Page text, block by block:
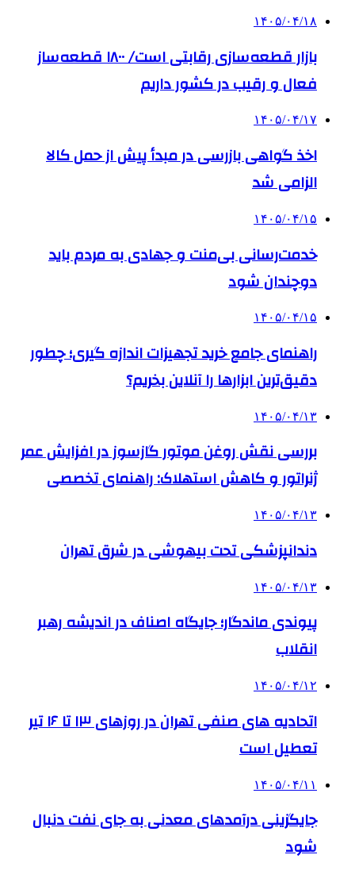
۱۴۰۵/۰۴/۱۸
بازار قطعه‌سازی رقابتی است/ ۱۸۰۰ قطعه‌ساز
فعال و رقیب در کشور داریم
۱۴۰۵/۰۴/۱۷
اخذ گواهی بازرسی در مبدأ پیش از حمل کالا
الزامی شد
۱۴۰۵/۰۴/۱۵
خدمت‌رسانی بی‌منت و جهادی به مردم باید
دوچندان شود
۱۴۰۵/۰۴/۱۵
راهنمای جامع خرید تجهیزات اندازه گیری؛ چطور
دقیق‌ترین ابزارها را آنلاین بخریم؟
۱۴۰۵/۰۴/۱۳
بررسی نقش روغن موتور گازسوز در افزایش عمر
ژنراتور و کاهش استهلاک: راهنمای تخصصی
۱۴۰۵/۰۴/۱۳
دندانپزشکی تحت بیهوشی در شرق تهران
۱۴۰۵/۰۴/۱۳
پیوندی ماندگار؛ جایگاه اصناف در اندیشه رهبر
انقلاب
۱۴۰۵/۰۴/۱۲
اتحادیه های صنفی تهران در روزهای ۱۳ تا ۱۶ تیر
تعطیل است
۱۴۰۵/۰۴/۱۱
جایگزینی درآمدهای معدنی به جای نفت دنبال
شود